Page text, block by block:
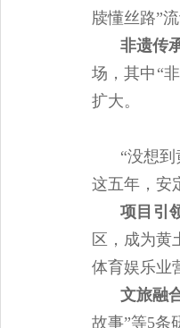
牍懂丝路”
非遗传
场，其中“
扩大。
“没想
这五年，安
项目引
区，成为黄
体育娱乐业
文旅融
故事”等5条